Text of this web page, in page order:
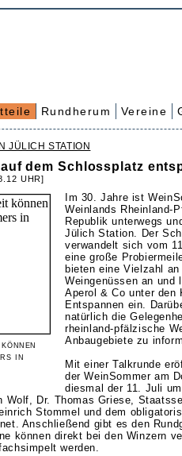
Rundherum Vereine
JÜLICH STATION
dem Schlossplatz
UHR]
in
Im 30. Jahre ist
Weinlands Rheinland-
Republik unterwegs
Jülich Station. Der
verwandelt sich vom
eine große
bieten eine Vielzahl
Weingenüssen an und
Aperol & Co unter den
Entspannen ein.
natürlich die
rheinland-pfälzische
Anbaugebiete zu
Mit einer Talkrunde
der WeinSommer am
diesmal der 11. Juli
Wolf, Dr. Thomas Griese,
Stommel und dem
Anschließend gibt es den
können direkt bei den Winzern
werden.